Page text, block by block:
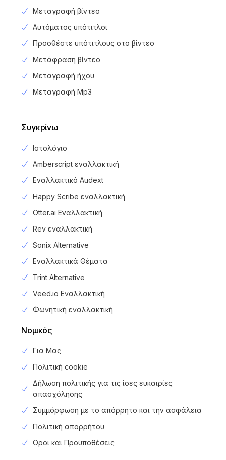
Μεταγραφή βίντεο
Αυτόματος υπότιτλοι
Προσθέστε υπότιτλους στο βίντεο
Μετάφραση βίντεο
Μεταγραφή ήχου
Μεταγραφή Mp3
Συγκρίνω
Ιστολόγιο
Amberscript εναλλακτική
Εναλλακτικό Audext
Happy Scribe εναλλακτική
Otter.ai Εναλλακτική
Rev εναλλακτική
Sonix Alternative
Εναλλακτικά Θέματα
Trint Alternative
Veed.io Εναλλακτική
Φωνητική εναλλακτική
Νομικός
Για Μας
Πολιτική cookie
Δήλωση πολιτικής για τις ίσες ευκαιρίες
απασχόλησης
Συμμόρφωση με το απόρρητο και την ασφάλεια
Πολιτική απορρήτου
Οροι και Προϋποθέσεις